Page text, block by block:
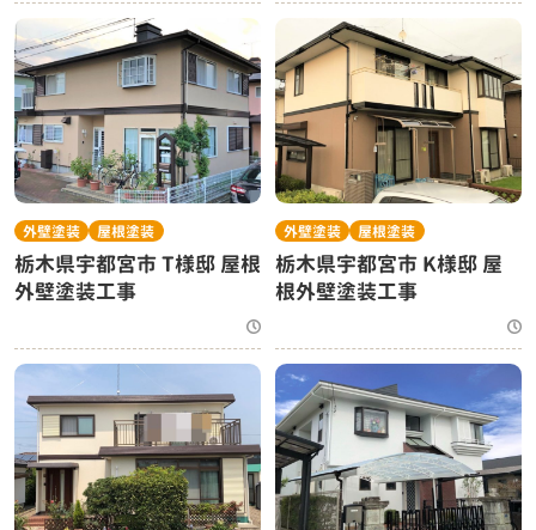
外壁塗装 屋根塗装
栃木県宇都宮市 T様邸 屋根
外壁塗装工事
外壁塗装 屋根塗装
栃木県宇都宮市 K様邸 屋
根外壁塗装工事